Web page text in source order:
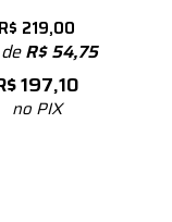
R$ 219,00
R$54,75
197,10
no PIX